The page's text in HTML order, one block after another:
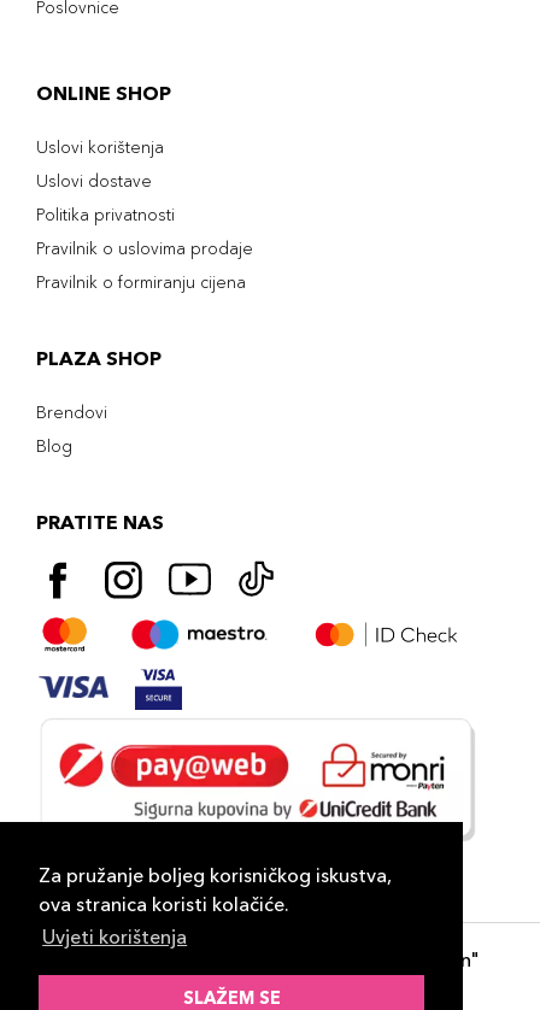
Za pružanje boljeg korisničkog iskustva,
ova stranica koristi kolačiće.
Uvjeti korištenja
SLAŽEM SE
Poslovnice
ONLINE SHOP
Uslovi korištenja
Uslovi dostave
Politika privatnosti
Pravilnik o uslovima prodaje
Pravilnik o formiranju cijena
PLAZA SHOP
Brendovi
Blog
PRATITE NAS
- "DP Lux Distribution"
d.o.o. Banja Luka